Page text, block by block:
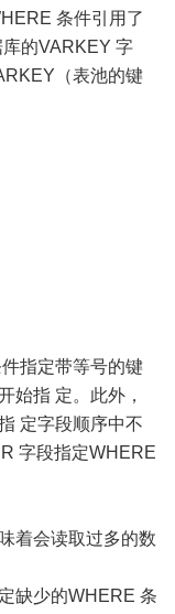
条件引用了
的VARKEY 字
（表池的键
指定带等号的键
始指 定。此外，
定字段顺序中不
字段指定WHERE
着会读取过多的数
缺少的WHERE 条